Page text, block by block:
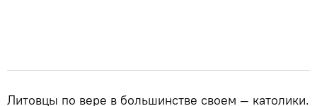
Литовцы по вере в большинстве своем — католики.